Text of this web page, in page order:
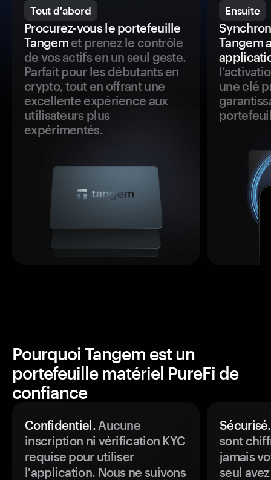
Tout d'abord
Procurez-vous le portefeuille
Tangemet prenez le contrôle
de vos actifs en un seul geste.
Parfait pour les débutants en
crypto, tout en offrant une
excellente expérience aux
utilisateurs plus
expérimentés.
Ensuite
Tangem
une clé
Pourquoi Tangem est un
portefeuille matériel PureFi de
confiance
Confidentiel.Aucune
inscription ni vérification KYC
requise pour utiliser
l'application. Nous ne suivons
Sécurisé.
sont
jamais
seul